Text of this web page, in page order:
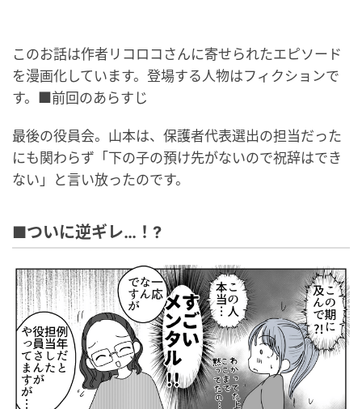
このお話は作者リコロコさんに寄せられたエピソード
を漫画化しています。登場する人物はフィクションで
す。■前回のあらすじ
最後の役員会。山本は、保護者代表選出の担当だった
にも関わらず「下の子の預け先がないので祝辞はでき
ない」と言い放ったのです。
■ついに逆ギレ…！?